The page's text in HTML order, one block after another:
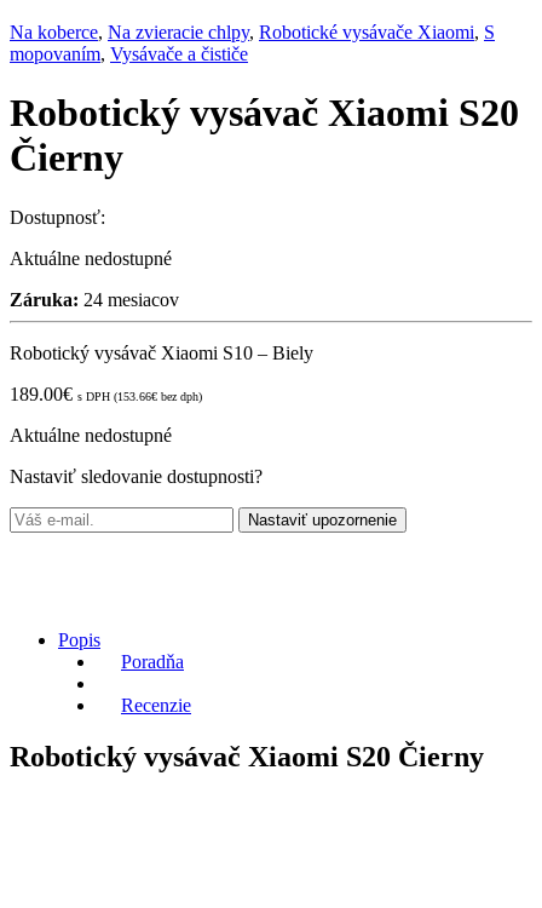
Na koberce, Na zvieracie chlpy, Robotické vysávače Xiaomi, S
mopovaním, Vysávače a čističe
Robotický vysávač Xiaomi S20
Čierny
Dostupnosť:
Aktuálne nedostupné
Záruka: 24 mesiacov
Robotický vysávač Xiaomi S10 – Biely
189.00€ s DPH (153.66€ bez dph)
Aktuálne nedostupné
Nastaviť sledovanie dostupnosti?
Nastaviť upozornenie
Popis
Poradňa
Recenzie
Robotický vysávač Xiaomi S20 Čierny